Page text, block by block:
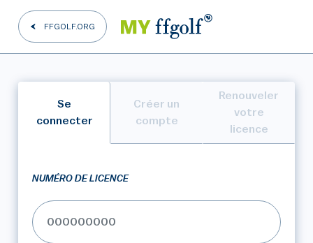
FFGOLF.ORG
Se
connecter
Créer un
compte
Renouveler
votre
licence
NUMÉRO DE LICENCE